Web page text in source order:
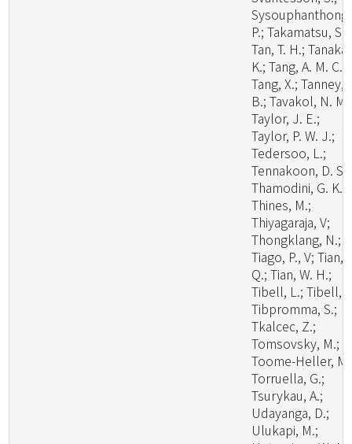
Sysouphanthong,
P.; Takamatsu, S.;
Tan, T. H.; Tanaka,
K.; Tang, A. M. C.;
Tang, X.; Tanney,
B.; Tavakol, N. M.;
Taylor, J. E.;
Taylor, P. W. J.;
Tedersoo, L.;
Tennakoon, D. S.;
Thamodini, G. K.;
Thines, M.;
Thiyagaraja, V;
Thongklang, N.;
Tiago, P., V; Tian,
Q.; Tian, W. H.;
Tibell, L.; Tibell,
Tibpromma, S.;
Tkalcec, Z.;
Tomsovsky, M.;
Toome-Heller,
Torruella, G.;
Tsurykau, A.;
Udayanga, D.;
Ulukapi, M.;